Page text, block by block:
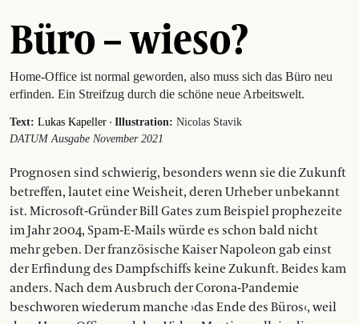
Büro – wieso?
Home-Office ist normal geworden, also muss sich das Büro neu
erfinden. Ein Streifzug durch die schöne neue Arbeitswelt.
Text: Lukas Kapeller · Illustration: Nicolas Stavik
DATUM Ausgabe November 2021
Prognosen sind schwierig, besonders wenn sie die Zukunft
betreffen, lautet eine Weisheit, deren Urheber unbekannt
ist. Microsoft-Gründer Bill Gates zum Beispiel prophezeite
im Jahr 2004, Spam-E-Mails würde es schon bald nicht
mehr geben. Der französische Kaiser Napoleon gab einst
der Erfindung des Dampfschiffs keine Zukunft. Beides kam
anders. Nach dem Ausbruch der Corona-Pandemie
beschworen wiederum manche ›das Ende des Büros‹, weil